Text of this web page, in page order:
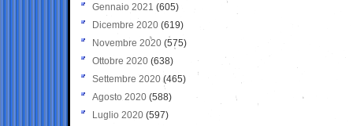
Gennaio 2021 (605)
Dicembre 2020 (619)
Novembre 2020 (575)
Ottobre 2020 (638)
Settembre 2020(465)
Agosto 2020 (588)
Luglio 2020 (597)